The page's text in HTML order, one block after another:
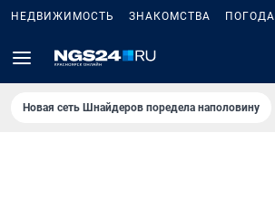
НЕДВИЖИМОСТЬ ЗНАКОМСТВА ПОГОДА
Новая сеть Шнайдеров поредела наполовину